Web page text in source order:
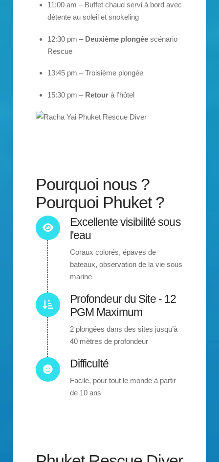
11:00 am – Buffet chaud servi à bord avec
détente au soleil et snokeling
12:30 pm – Deuxième plongéescénario
Rescue
13:45 pm – Troisième plongée
15:30 pm – Retour à l’hôtel
Pourquoi nous ?
Pourquoi Phuket ?
Excellente visibilité sous
l'eau
Coraux colorés, épaves de
bateaux, observation de la vie sous
marine
Profondeur du Site - 12
PGM Maximum
2 plongées dans des sites jusqu’à
40 mètres de profondeur
Difficulté
Facile, pour tout le monde à partir
de 10 ans